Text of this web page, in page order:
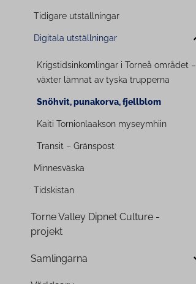
Tidigare uts­täll­nin­gar
Digitala uts­täll­nin­gar
Krigs­tid­sin­kom­lin­gar i Torneå området –
växter lämnat av tyska trupperna
Snöhvit, punakorva, fjellblom
Kaiti Tor­nion­laak­son myseymhiin
Transit – Gränspost
Minnesväska
Tidskistan
Torne Valley Dipnet Culture -
projekt
Samlingarna